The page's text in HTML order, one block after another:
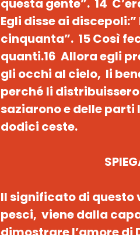
questa gente”. 14
Egli disse ai
cinquanta”. 15 Così
quanti.16 Allora egli
gli occhi al cielo, li
perché li
saziarono e delle
dodici ceste.
Il significato di questo
pesci, viene dalla